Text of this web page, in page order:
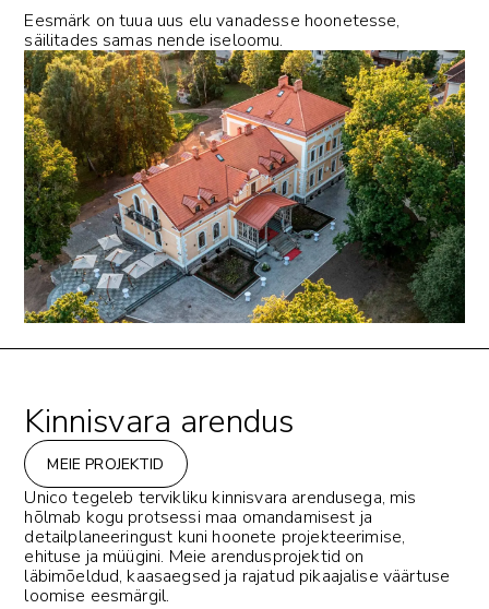
Eesmärk on tuua uus elu vanadesse hoonetesse,
säilitades samas nende iseloomu.
Kinnisvara arendus
MEIE PROJEKTID
Unico tegeleb tervikliku kinnisvara arendusega, mis
hõlmab kogu protsessi maa omandamisest ja
detailplaneeringust kuni hoonete projekteerimise,
ehituse ja müügini. Meie arendusprojektid on
läbimõeldud, kaasaegsed ja rajatud pikaajalise väärtuse
loomise eesmärgil.